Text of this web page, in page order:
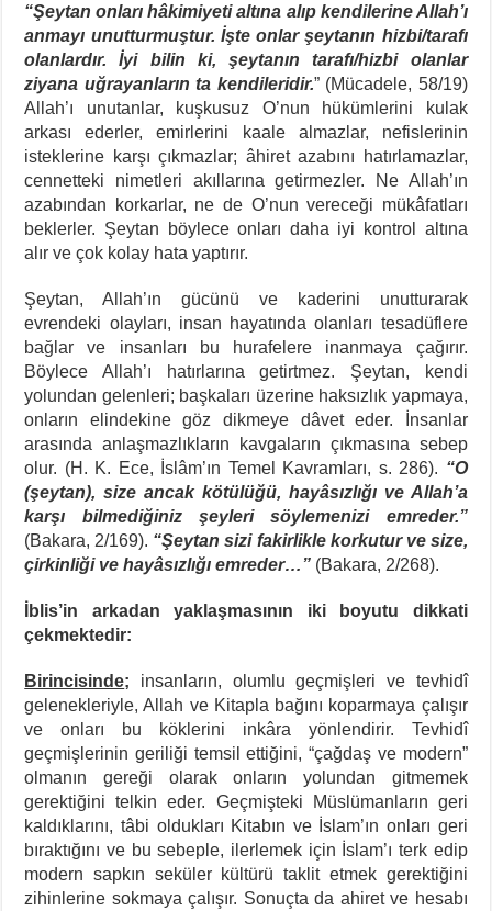
“Şeytan onları hâkimiyeti altına alıp kendilerine Allah’ı
anmayı unutturmuştur. İşte onlar şeytanın hizbi/tarafı
olanlardır. İyi bilin ki, şeytanın tarafı/hizbi olanlar
ziyana uğrayanların ta kendileridir.” (Mücadele, 58/19)
Allah’ı unutanlar, kuşkusuz O’nun hükümlerini kulak
arkası ederler, emirlerini kaale almazlar, nefislerinin
isteklerine karşı çıkmazlar; âhiret azabını hatırlamazlar,
cennetteki nimetleri akıllarına getirmezler. Ne Allah’ın
azabından korkarlar, ne de O’nun vereceği mükâfatları
beklerler. Şeytan böylece onları daha iyi kontrol altına
alır ve çok kolay hata yaptırır.
Şeytan, Allah’ın gücünü ve kaderini unutturarak
evrendeki olayları, insan hayatında olanları tesadüflere
bağlar ve insanları bu hurafelere inanmaya çağırır.
Böylece Allah’ı hatırlarına getirtmez. Şeytan, kendi
yolundan gelenleri; başkaları üzerine haksızlık yapmaya,
onların elindekine göz dikmeye dâvet eder. İnsanlar
arasında anlaşmazlıkların kavgaların çıkmasına sebep
olur. (H. K. Ece, İslâm’ın Temel Kavramları, s. 286). “O
(şeytan), size ancak kötülüğü, hayâsızlığı ve Allah’a
karşı bilmediğiniz şeyleri söylemenizi emreder.”
(Bakara, 2/169). “Şeytan sizi fakirlikle korkutur ve size,
çirkinliği ve hayâsızlığı emreder…” (Bakara, 2/268).
İblis’in arkadan yaklaşmasının iki boyutu dikkati
çekmektedir:
Birincisinde; insanların, olumlu geçmişleri ve tevhidî
gelenekleriyle, Allah ve Kitapla bağını koparmaya çalışır
ve onları bu köklerini inkâra yönlendirir. Tevhidî
geçmişlerinin geriliği temsil ettiğini, “çağdaş ve modern”
olmanın gereği olarak onların yolundan gitmemek
gerektiğini telkin eder. Geçmişteki Müslümanların geri
kaldıklarını, tâbi oldukları Kitabın ve İslam’ın onları geri
bıraktığını ve bu sebeple, ilerlemek için İslam’ı terk edip
modern sapkın seküler kültürü taklit etmek gerektiğini
zihinlerine sokmaya çalışır. Sonuçta da ahiret ve hesabı